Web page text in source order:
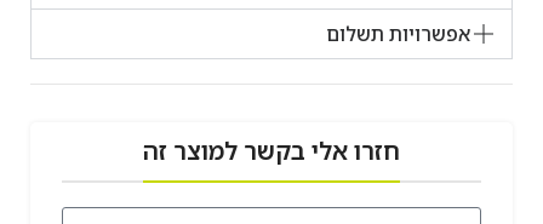
אפשרויות תשלום
חזרו אלי בקשר למוצר זה